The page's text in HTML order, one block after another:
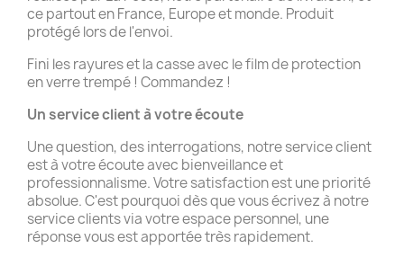
ce partout en France, Europe et monde. Produit
protégé lors de l'envoi.
Fini les rayures et la casse avec le film de protection
en verre trempé ! Commandez !
Un service client à votre écoute
Une question, des interrogations, notre service client
est à votre écoute avec bienveillance et
professionnalisme. Votre satisfaction est une priorité
absolue. C'est pourquoi dès que vous écrivez à notre
service clients via votre espace personnel, une
réponse vous est apportée très rapidement.